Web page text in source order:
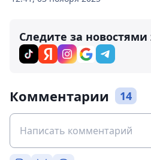
Следите за новостями
Комментарии 14